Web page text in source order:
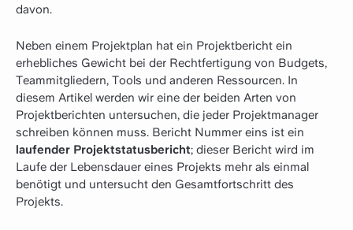
davon.
Neben einem Projektplan hat ein Projektbericht ein
erhebliches Gewicht bei der Rechtfertigung von Budgets,
Teammitgliedern, Tools und anderen Ressourcen. In
diesem Artikel werden wir eine der beiden Arten von
Projektberichten untersuchen, die jeder Projektmanager
schreiben können muss. Bericht Nummer eins ist ein
laufender Projektstatusbericht; dieser Bericht wird im
Laufe der Lebensdauer eines Projekts mehr als einmal
benötigt und untersucht den Gesamtfortschritt des
Projekts.